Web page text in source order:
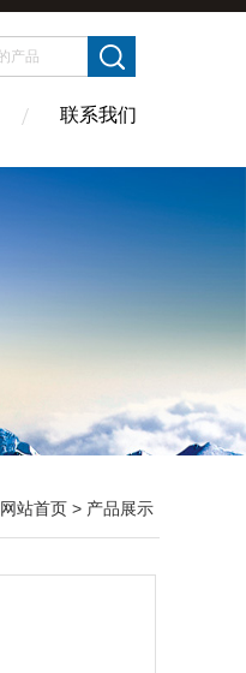
联系我们
网站首页 > 产品展示